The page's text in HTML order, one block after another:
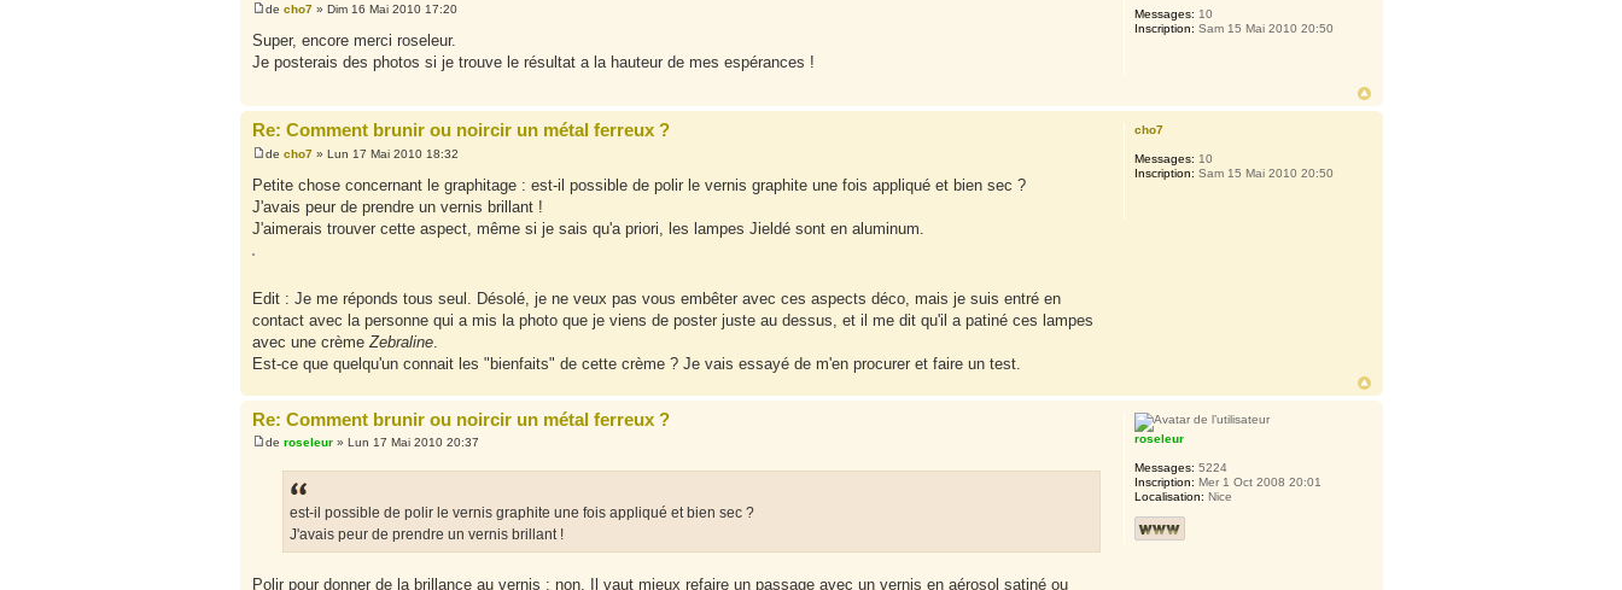
de cho7» Dim 16 Mai 2010 17:20
Super, encore merci roseleur.
Je posterais des photos si je trouve le résultat a la hauteur de mes espérances !
Messages: 10
Inscription: Sam 15 Mai 2010 20:50
Re: Comment brunir ou noircir un métal ferreux ?
de cho7» Lun 17 Mai 2010 18:32
Petite chose concernant le graphitage : est-il possible de polir le vernis graphite une fois appliqué et bien sec ?
J'avais peur de prendre un vernis brillant !
J'aimerais trouver cette aspect, même si je sais qu'a priori, les lampes Jieldé sont en aluminum.
Edit : Je me réponds tous seul. Désolé, je ne veux pas vous embêter avec ces aspects déco, mais je suis entré en
contact avec la personne qui a mis la photo que je viens de poster juste au dessus, et il me dit qu'il a patiné ces lampes
avec une crème Zebraline.
Est-ce que quelqu'un connait les "bienfaits" de cette crème ? Je vais essayé de m'en procurer et faire un test.
cho7
Messages: 10
Inscription: Sam 15 Mai 2010 20:50
Re: Comment brunir ou noircir un métal ferreux ?
de roseleur» Lun 17 Mai 2010 20:37
est-il possible de polir le vernis graphite une fois appliqué et bien sec ?
J'avais peur de prendre un vernis brillant !
Polir pour donner de la brillance au vernis : non. Il vaut mieux refaire un passage avec un vernis en aérosol satiné ou
roseleur
Messages: 5224
Inscription: Mer 1 Oct 2008 20:01
Localisation: Nice